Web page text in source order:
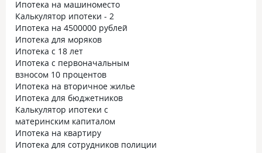
Ипотека на машиноместо
Калькулятор ипотеки - 2
Ипотека на 4500000 рублей
Ипотека для моряков
Ипотека с 18 лет
Ипотека с первоначальным
взносом 10 процентов
Ипотека на вторичное жилье
Ипотека для бюджетников
Калькулятор ипотеки с
материнским капиталом
Ипотека на квартиру
Ипотека для сотрудников полиции